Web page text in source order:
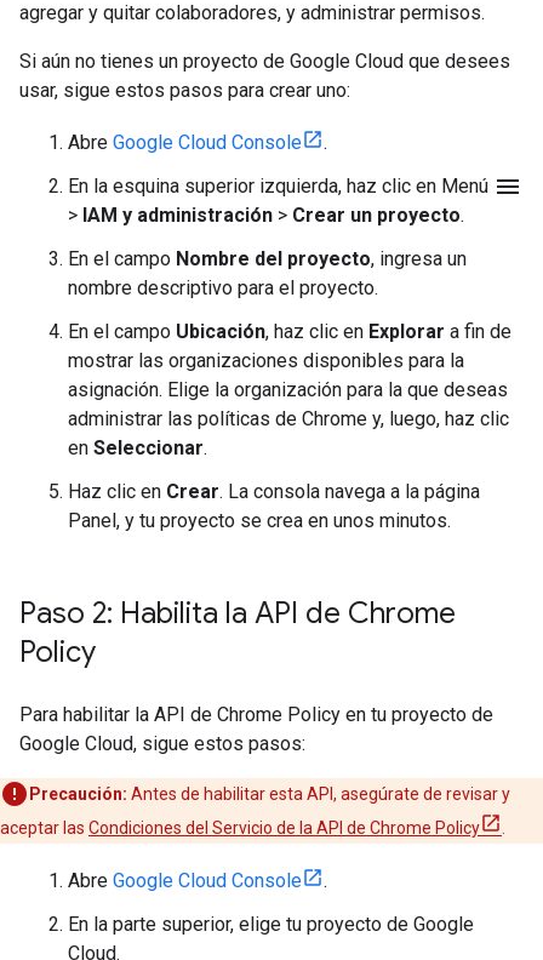
agregar y quitar colaboradores, y administrar permisos.
Si aún no tienes un proyecto de Google Cloud que desees
usar, sigue estos pasos para crear uno:
Abre Google Cloud Console
.
En la esquina superior izquierda, haz clic en Menú menu
> IAM y administración > Crear un proyecto.
En el campo Nombre del proyecto, ingresa un
nombre descriptivo para el proyecto.
En el campo Ubicación, haz clic en Explorar a fin de
mostrar las organizaciones disponibles para la
asignación. Elige la organización para la que deseas
administrar las políticas de Chrome y, luego, haz clic
en Seleccionar.
Haz clic en Crear. La consola navega a la página
Panel, y tu proyecto se crea en unos minutos.
Paso 2: Habilita la API de Chrome
Policy
Para habilitar la API de Chrome Policy en tu proyecto de
Google Cloud, sigue estos pasos:
Precaución: Antes de habilitar esta API, asegúrate de revisar y
aceptar las Condiciones del Servicio de la API de Chrome Policy
Abre Google Cloud Console
.
En la parte superior, elige tu proyecto de Google
Cloud.